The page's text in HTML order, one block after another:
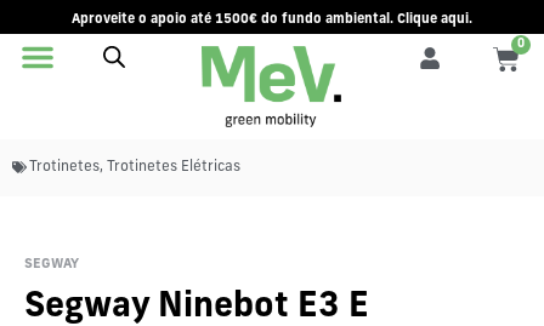
Aproveite o apoio até 1500€ do fundo ambiental. Clique aqui.
0
Trotinetes, Trotinetes Elétricas
SEGWAY
Segway Ninebot E3 E